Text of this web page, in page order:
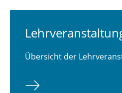
Übersicht der